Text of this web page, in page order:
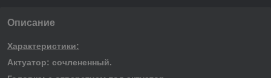
Описание
Характеристики:
Актуатор: сочлененный.